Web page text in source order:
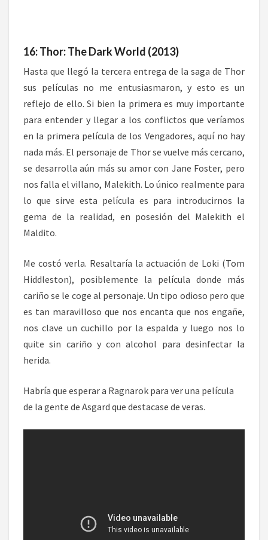
16: Thor: The Dark World (2013)
Hasta que llegó la tercera entrega de la saga de Thor
sus películas no me entusiasmaron, y esto es un
reflejo de ello. Si bien la primera es muy importante
para entender y llegar a los conflictos que veríamos
en la primera película de los Vengadores, aquí no hay
nada más. El personaje de Thor se vuelve más cercano,
se desarrolla aún más su amor con Jane Foster, pero
nos falla el villano, Malekith. Lo único realmente para
lo que sirve esta película es para introducirnos la
gema de la realidad, en posesión del Malekith el
Maldito.
Me costó verla. Resaltaría la actuación de Loki (Tom
Hiddleston), posiblemente la película donde más
cariño se le coge al personaje. Un tipo odioso pero que
es tan maravilloso que nos encanta que nos engañe,
nos clave un cuchillo por la espalda y luego nos lo
quite sin cariño y con alcohol para desinfectar la
herida.
Habría que esperar a Ragnarok para ver una película
de la gente de Asgard que destacase de veras.